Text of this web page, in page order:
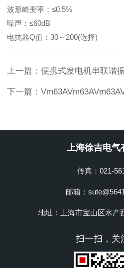
波形畸变率：≤0.5%
噪声：≤60dB
电抗器Q值：30～200(选择)
上一篇： 便携式发电机串联谐振交流耐压试验装置发
下一篇：
上海徐吉电气
传真：021-
邮箱：
地址：上海市宝山区水产
扫一扫，关